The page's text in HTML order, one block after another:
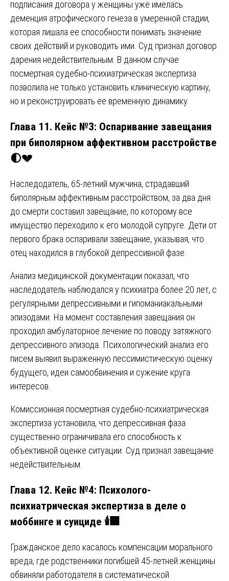
подписания договора у женщины уже имелась
деменция атрофического генеза в умеренной стадии,
которая лишала ее способности понимать значение
своих действий и руководить ими. Суд признал договор
дарения недействительным. В данном случае
посмертная судебно-психиатрическая экспертиза
позволила не только установить клиническую картину,
но и реконструировать ее временную динамику.
Глава 11. Кейс №3: Оспаривание завещания
при биполярном аффективном расстройстве
🌓💔
Наследодатель, 65-летний мужчина, страдавший
биполярным аффективным расстройством, за два дня
до смерти составил завещание, по которому все
имущество переходило к его молодой супруге. Дети от
первого брака оспаривали завещание, указывая, что
отец находился в глубокой депрессивной фазе.
Анализ медицинской документации показал, что
наследодатель наблюдался у психиатра более 20 лет, с
регулярными депрессивными и гипоманиакальными
эпизодами. На момент составления завещания он
проходил амбулаторное лечение по поводу затяжного
депрессивного эпизода. Психологический анализ его
писем выявил выраженную пессимистическую оценку
будущего, идеи самообвинения и сужение круга
интересов.
Комиссионная посмертная судебно-психиатрическая
экспертиза установила, что депрессивная фаза
существенно ограничивала его способность к
объективной оценке ситуации. Суд признал завещание
недействительным.
Глава 12. Кейс №4: Психолого-
психиатрическая экспертиза в деле о
моббинге и суициде 🕯️🏢
Гражданское дело касалось компенсации морального
вреда, где родственники погибшей 45-летней женщины
обвиняли работодателя в систематической